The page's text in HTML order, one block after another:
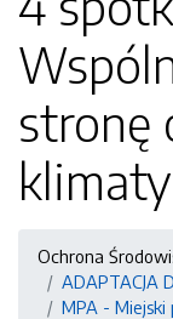
stronę
Ochrona
ADAPTACJA
MPA - Miejski